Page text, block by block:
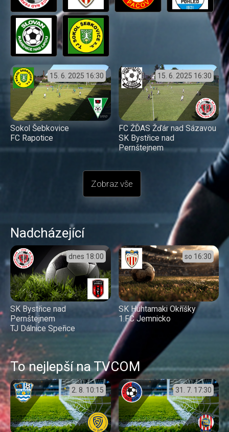
15. 6. 2025 16:30
Sokol Šebkovice
FC Rapotice
15. 6. 2025 16:30
FC ŽĎAS Žďár nad Sázavou
SK Bystřice nad
Pernštejnem
Zobraz vše
Nadcházející
dnes 18:00
SK Bystřice nad
Pernštejnem
TJ Dálnice Speřice
so 16:30
SK Huhtamaki Okříšky
1.FC Jemnicko
To nejlepší na TVCOM
2. 8. 10:15 31. 7. 17:30